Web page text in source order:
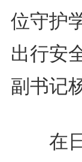
位守护
出行安
副书记
在日